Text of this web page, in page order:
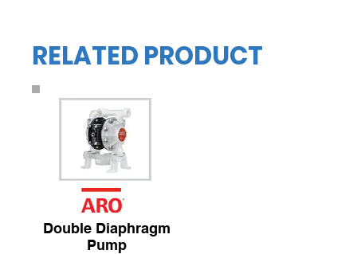
RELATED PRODUCT
Double Diaphragm
Pump